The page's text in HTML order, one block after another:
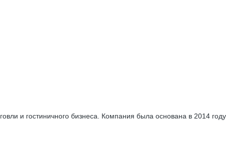
и гостиничного бизнеса. Компания была основана в 2014 году